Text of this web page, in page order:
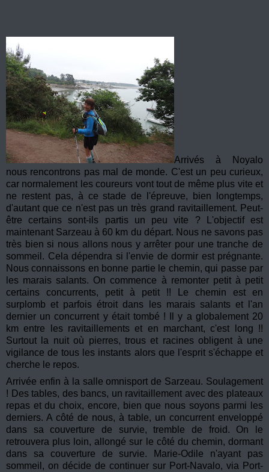
Arrivés à Noyalo
nous rencontrons pas mal de monde. C'est un peu curieux,
car normalement les coureurs vont tout de même plus vite et
ne restent pas, à ce stade de l'épreuve, bien longtemps,
d'autant que ce n'est pas un très grand ravitaillement. Peut-
être certains sont-ils partis un peu vite ? L'objectif est
maintenant Sarzeau à 60 km du départ. Nous ne savons pas
très bien si nous allons nous y arrêter pour une tranche de
sommeil. Cela dépendra si l'envie de dormir est prégnante.
Nous connaissons en bonne partie le chemin, qui passe par
les marais salants. On commence à remonter petit à petit
certains concurrents, petit à petit !! Le chemin est en
surplomb et parfois étroit dans les marais salants et l'an
dernier un concurrent y était tombé ! Il y a globalement 20
km entre les ravitaillements et en marchant, c'est long !!
Surtout la nuit où pierres, trous et racines obligent à une
vigilance de tous les instants alors que l'esprit s'échappe et
cherche le repos.
Arrivée enfin à la salle omnisport de Sarzeau. Soulagement
! Des tables, des bancs, un ravitaillement avec des plateaux
repas et du choix, encore, bien que nous soyons parmi les
derniers. A côté de nous, à table, un concurrent enveloppé
dans sa couverture de survie, tremble de froid. On le
retrouvera plus loin, allongé sur le côté du chemin, dormant
dans sa couverture de survie. Marie-Odile n'ayant pas
sommeil, on décide de continuer sur Port-Navalo, via Port-